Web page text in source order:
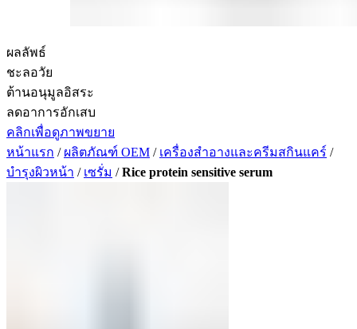
ผลลัพธ์
ชะลอวัย
ต้านอนุมูลอิสระ
ลดอาการอักเสบ
คลิกเพื่อดูภาพขยาย
หน้าแรก / ผลิตภัณฑ์ OEM / เครื่องสำอางและครีมสกินแคร์ /
บำรุงผิวหน้า / เซรั่ม /Rice protein sensitive serum